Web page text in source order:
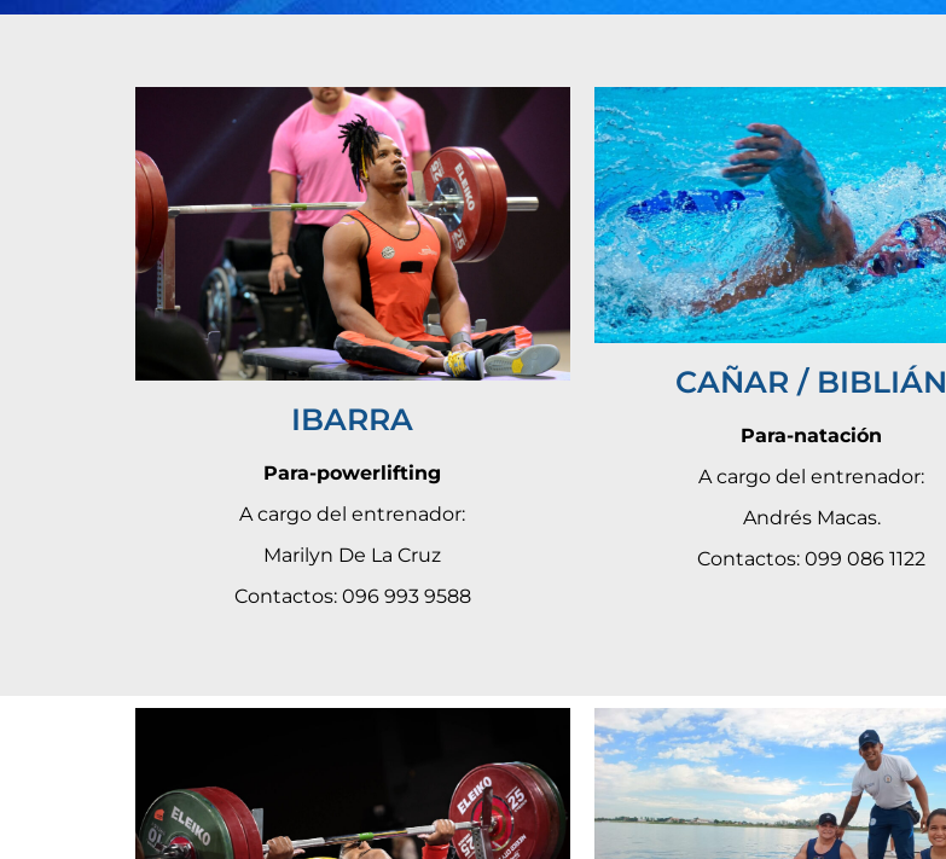
IBARRA
Para-powerlifting
A cargo del entrenador:
Marilyn De La Cruz
Contactos: 096 993 9588
CAÑAR / BIBLIÁN
Para-natación
A cargo del entrenador:
Andrés Macas.
Contactos: 099 086 1122